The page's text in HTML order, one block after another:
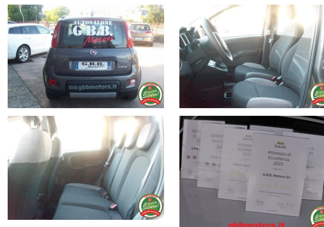
Dilazionamenti in sede personalizzati fino a 72 mesi con possibilita' di copertura parziale
Valutiamo il tuo usato da ritirare in sede con possibilità di pagamento per differenza o
Qualsiasi annuncio può contenere errori di battitura, e/o dati errati, chiedo gentilmente
e la disponibiltà del prodotto !